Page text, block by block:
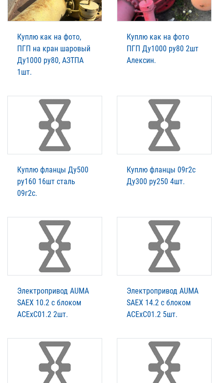
Куплю как на фото,
ПГП на кран шаровый
Ду1000 ру80, АЗТПА
1шт.
Куплю как на фото
ПГП Ду1000 ру80 2шт
Алексин.
Куплю фланцы Ду500
ру160 16шт сталь
09г2с.
Куплю фланцы 09г2с
Ду300 ру250 4шт.
Электропривод AUMA
SAEX 10.2 c блоком
ACExC01.2 2шт.
Электропривод AUMA
SAEX 14.2 c блоком
ACExC01.2 5шт.